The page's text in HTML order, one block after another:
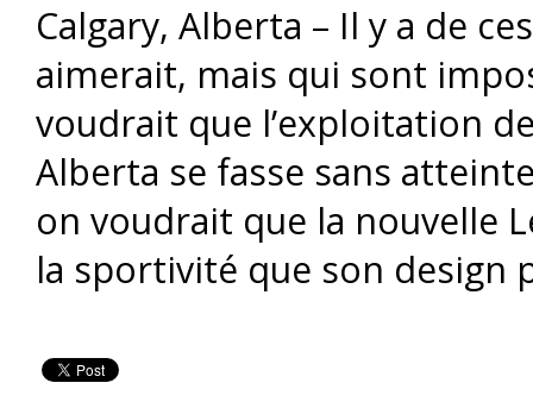
Calgary, Alberta – Il y a de
aimerait, mais qui sont
voudrait que l’exploitation
Alberta se fasse sans
on voudrait que la nouvelle
la sportivité que son design